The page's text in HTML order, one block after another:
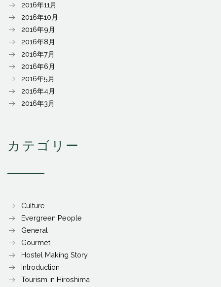
2016年11月
2016年10月
2016年9月
2016年8月
2016年7月
2016年6月
2016年5月
2016年4月
2016年3月
カテゴリー
Culture
Evergreen People
General
Gourmet
Hostel Making Story
Introduction
Tourism in Hiroshima